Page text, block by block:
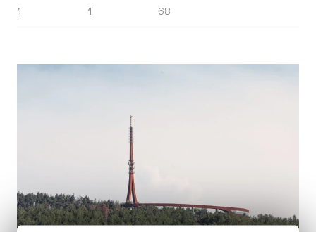
1
1
68